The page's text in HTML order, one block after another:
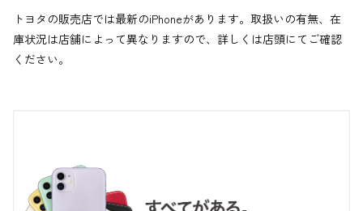
トヨタの販売店では最新のiPhoneがあります。取扱いの有無、在
庫状況は店舗によって異なりますので、詳しくは店頭にてご確認
ください。